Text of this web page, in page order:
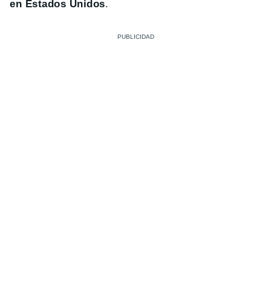
en Estados Unidos.